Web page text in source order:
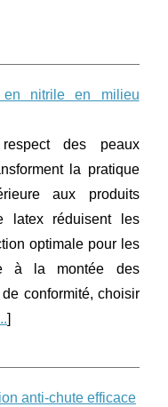
en nitrile en milieu
des peaux
la pratique
aux produits
latex réduisent les
optimale pour les
à la montée des
conformité, choisir
]
anti-chute efficace